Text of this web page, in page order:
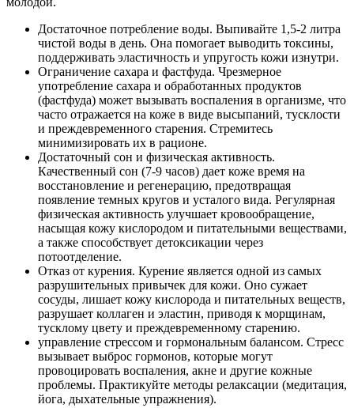
Достаточное потребление воды. Выпивайте 1,5-2 литра
чистой воды в день. Она помогает выводить токсины,
поддерживать эластичность и упругость кожи изнутри.
Ограничение сахара и фастфуда. Чрезмерное
употребление сахара и обработанных продуктов
(фастфуда) может вызывать воспаления в организме, что
часто отражается на коже в виде высыпаний, тусклости
и преждевременного старения. Стремитесь
минимизировать их в рационе.
Достаточный сон и физическая активность.
Качественный сон (7-9 часов) дает коже время на
восстановление и регенерацию, предотвращая
появление темных кругов и усталого вида. Регулярная
физическая активность улучшает кровообращение,
насыщая кожу кислородом и питательными веществами,
а также способствует детоксикации через
потоотделение.
Отказ от курения. Курение является одной из самых
разрушительных привычек для кожи. Оно сужает
сосуды, лишает кожу кислорода и питательных веществ,
разрушает коллаген и эластин, приводя к морщинам,
тусклому цвету и преждевременному старению.
управление стрессом и гормональным балансом. Стресс
вызывает выброс гормонов, которые могут
провоцировать воспаления, акне и другие кожные
проблемы. Практикуйте методы релаксации (медитация,
йога, дыхательные упражнения).